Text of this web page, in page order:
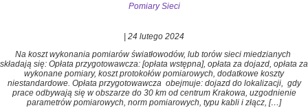
Pomiary Sieci
| 24 lutego 2024
Na koszt wykonania pomiarów światłowodów, lub torów sieci miedzianych
składają się: Opłata przygotowawcza: [opłata wstępna], opłata za dojazd, opłata za
wykonane pomiary, koszt protokołów pomiarowych, dodatkowe koszty
niestandardowe. Opłata przygotowawcza obejmuje: dojazd do lokalizacji, gdy
prace odbywają się w obszarze do 30 km od centrum Krakowa, uzgodnienie
parametrów pomiarowych, norm pomiarowych, typu kabli i złącz, […]